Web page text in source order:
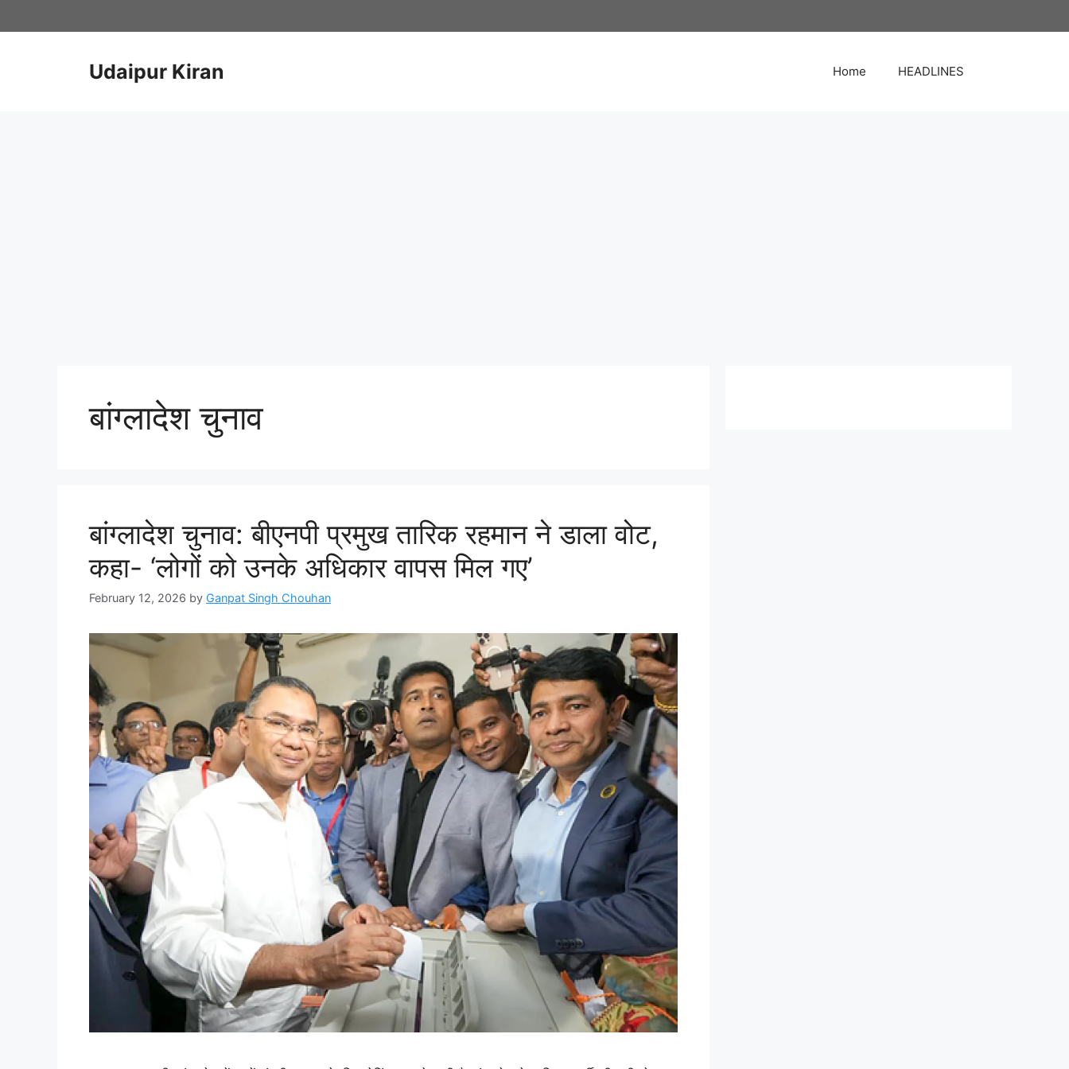
to
Udaipur Kiran Home HEADLINES
बांग्लादेश चुनाव
बांग्लादेश चुनाव: बीएनपी प्रमुख तारिक रहमान ने डाला वोट,
कहा- ‘लोगों को उनके अधिकार वापस मिल गए’
February 12, 2026 by Ganpat Singh Chouhan